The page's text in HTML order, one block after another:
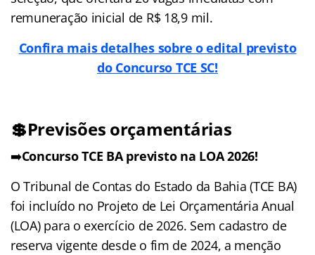
remuneração inicial de R$ 18,9 mil.
Confira mais detalhes sobre o edital previsto
do Concurso TCE SC!
💲Previsões orçamentárias
➡️Concurso TCE BA previsto na LOA 2026!
O Tribunal de Contas do Estado da Bahia (TCE BA)
foi incluído no Projeto de Lei Orçamentária Anual
(LOA) para o exercício de 2026. Sem cadastro de
reserva vigente desde o fim de 2024, a menção